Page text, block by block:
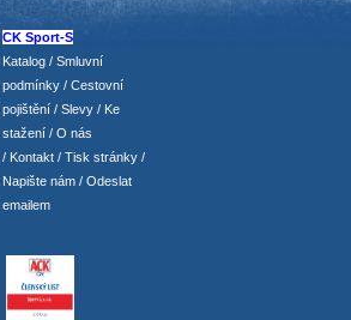
CK Sport-S
Katalog / Smluvní
podmínky / Cestovní
pojištění / Slevy / Ke
stažení / O nás
/ Kontakt / Tisk stránky /
Napište nám / Odeslat
emailem